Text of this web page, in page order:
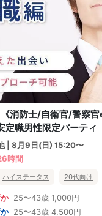
消防士/自衛官/警察
定職男性限定パーティ
| 8月9日(日) 15:20〜
時間
ハイステータス 20代向け
25〜43歳 1,000円
25〜43歳 4,500円